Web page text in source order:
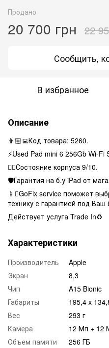
Продано
20 700 грн 22
Сообщить,
В избранное
Описание
👨🏼‍💻Код товара: 5260.
⚡️Used Pad mini 6 256Gb Wi-Fi
👌🏻Состояние корпуса 9/10.
🛡Гарантия на б.у iPad от
📱GoFix service поможет
технику с гарантией под
Действует услуга Trade In♻️
Характеристики
Производитель
Apple
Экран
8,3
Чип
A15 Bionic
Габариты
195,4 x
Вес
293 г
Камера
12 Мп + 12
Объем памяти
256 ГБ